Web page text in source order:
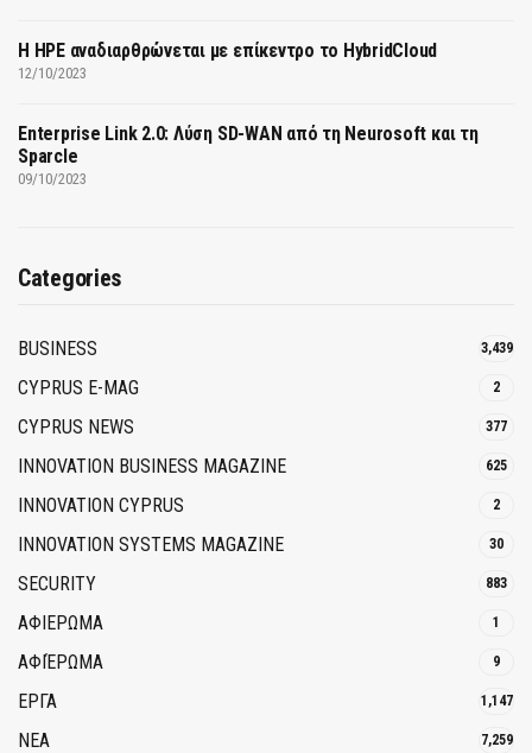
H HPE αναδιαρθρώνεται με επίκεντρο το HybridCloud
12/10/2023
Enterprise Link 2.0: Λύση SD-WAN από τη Neurosoft και τη
Sparcle
09/10/2023
Categories
BUSINESS 3,439
CYPRUS E-MAG 2
CYPRUS NEWS 377
INNOVATION BUSINESS MAGAZINE 625
INNOVATION CYPRUS 2
INNOVATION SYSTEMS MAGAZINE 30
SECURITY 883
ΑΦΙΕΡΩΜΑ 1
ΑΦΙΈΡΩΜΑ 9
ΕΡΓΑ 1,147
ΝΕΑ 7,259